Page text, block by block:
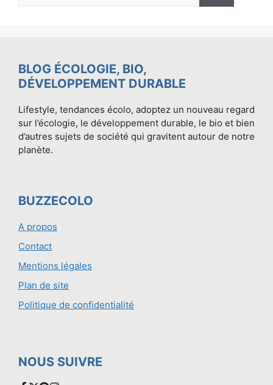
BLOG ÉCOLOGIE, BIO,
DÉVELOPPEMENT DURABLE
Lifestyle, tendances écolo, adoptez un nouveau regard
sur l’écologie, le développement durable, le bio et bien
d’autres sujets de société qui gravitent autour de notre
planète.
BUZZECOLO
A propos
Contact
Mentions légales
Plan de site
Politique de confidentialité
NOUS SUIVRE